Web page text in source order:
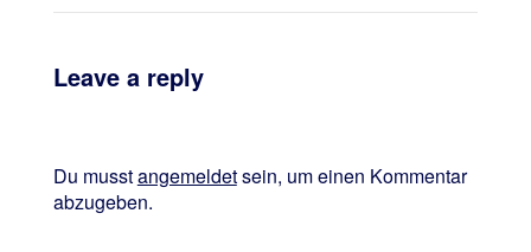
Leave a reply
Du musstangemeldetsein, um einen Kommentar
abzugeben.